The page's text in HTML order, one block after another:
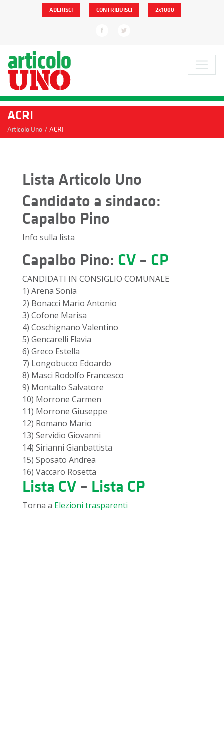
ADERISCI CONTRIBUISCI 2x1000
ACRI
Articolo Uno / ACRI
Lista Articolo Uno
Candidato a sindaco:
Capalbo Pino
Info sulla lista
Capalbo Pino: CV – CP
CANDIDATI IN CONSIGLIO COMUNALE
1) Arena Sonia
2) Bonacci Mario Antonio
3) Cofone Marisa
4) Coschignano Valentino
5) Gencarelli Flavia
6) Greco Estella
7) Longobucco Edoardo
8) Masci Rodolfo Francesco
9) Montalto Salvatore
10) Morrone Carmen
11) Morrone Giuseppe
12) Romano Mario
13) Servidio Giovanni
14) Sirianni Gianbattista
15) Sposato Andrea
16) Vaccaro Rosetta
Lista CV – Lista CP
Torna a Elezioni trasparenti